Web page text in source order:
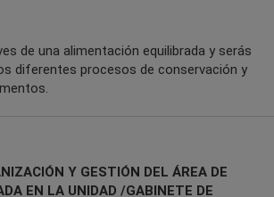
de una alimentación equilibrada y serás
diferentes procesos de conservación y
Y GESTIÓN DEL ÁREA DE
EN LA UNIDAD /GABINETE DE